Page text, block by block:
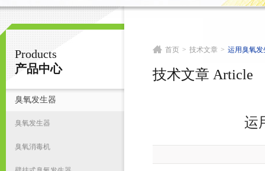
南京皇明臭氧机电设备厂
Products
产品中心
臭氧发生器
臭氧发生器
臭氧消毒机
首页 > 技术文章 > 运用臭氧
技术文章 Article
运